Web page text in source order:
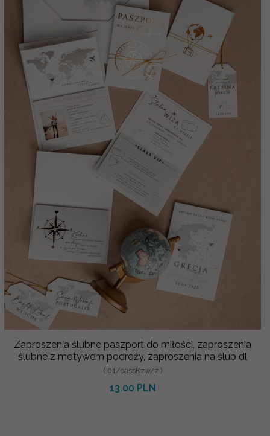
Zaproszenia ślubne paszport do miłości, zaproszenia
ślubne z motywem podróży, zaproszenia na ślub dl
( 01/passKzw/z )
13.00 PLN